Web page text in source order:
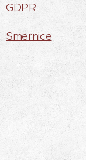
GDPR
Smernice